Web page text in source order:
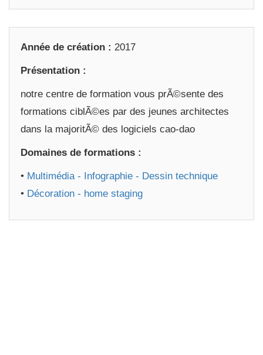
Année de création : 2017
Présentation :
notre centre de formation vous prÃ©sente des
formations ciblÃ©es par des jeunes architectes
dans la majoritÃ© des logiciels cao-dao
Domaines de formations :
• Multimédia - Infographie - Dessin technique
• Décoration - home staging